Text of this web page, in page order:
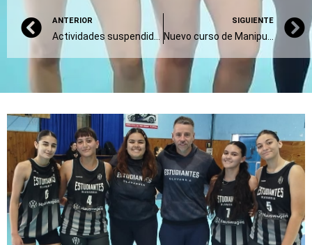
ANTERIOR
Actividades suspendidas por las condiciones climáticas
SIGUIENTE
Nuevo curso de Manipulación de Alimentos: inscripción abierta